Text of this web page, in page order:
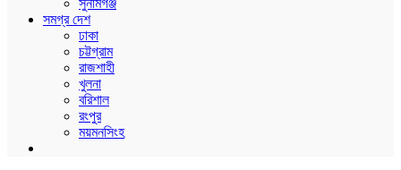
সুনামগঞ্জ
সমগ্র দেশ
ঢাকা
চট্টগ্রাম
রাজশাহী
খুলনা
বরিশাল
রংপুর
ময়মনসিংহ